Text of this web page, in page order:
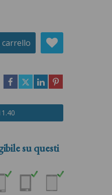
su questi